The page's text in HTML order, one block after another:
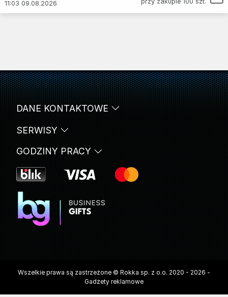
11:03 09.08.2026
SERWISY
DANE KONTAKTOWE
GODZINY PRACY
Wszelkie prawa są zastrzeżone © Rokka sp. z o.o. 2020 - 2026 -
Gadżety reklamowe